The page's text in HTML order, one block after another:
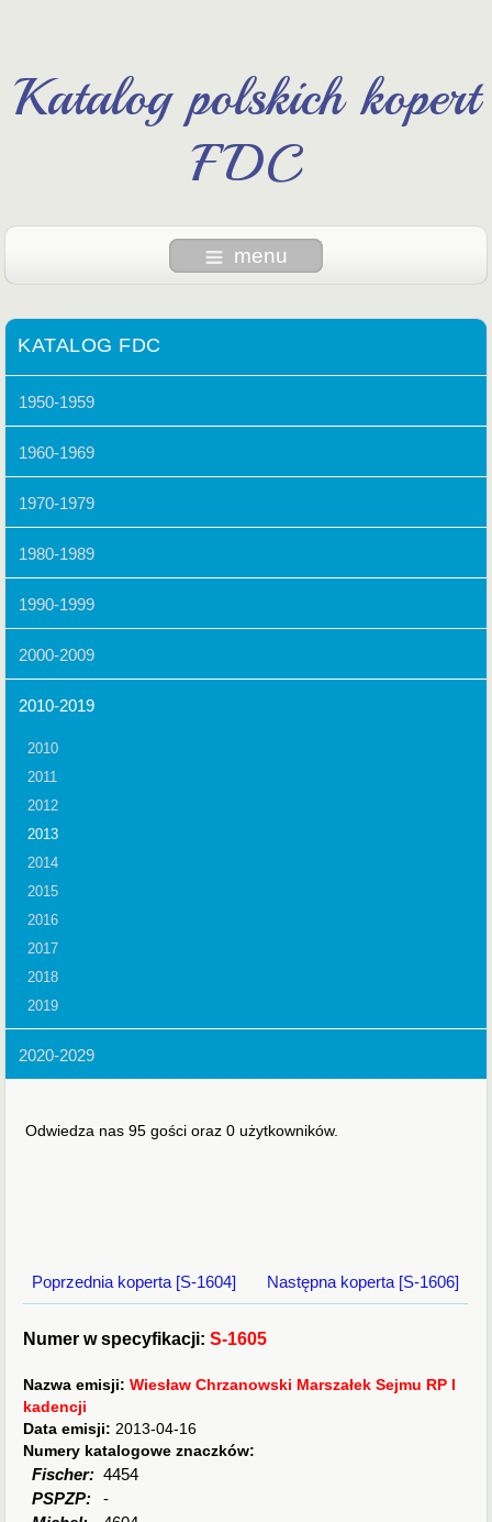
Katalog polskich kopert
FDC
menu
KATALOG FDC
1950-1959
1960-1969
1970-1979
1980-1989
1990-1999
2000-2009
2010-2019
2010
2011
2012
2013
2014
2015
2016
2017
2018
2019
2020-2029
Odwiedza nas 95 gości oraz 0 użytkowników.
Poprzednia koperta [S-1604] Następna koperta [S-1606]
Numer w specyfikacji:S-1605
Nazwa emisji:Wiesław Chrzanowski Marszałek Sejmu RP I
kadencji
Data emisji:2013-04-16
Numery katalogowe znaczków:
Fischer: 4454
PSPZP:
-